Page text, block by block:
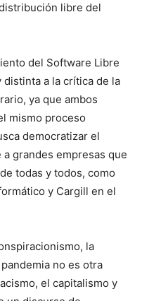
libre del
del Software Libre
a la crítica de la
ya que ambos
mismo proceso
democratizar el
grandes empresas que
todas y todos, como
y Cargill en el
la
no es otra
el capitalismo y